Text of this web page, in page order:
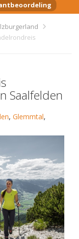
Saalfelden
, Glemmtal,